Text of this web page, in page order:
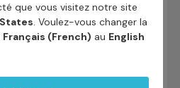
que vous visitez notre site
. Voulez-vous changer la
Français (French) au English